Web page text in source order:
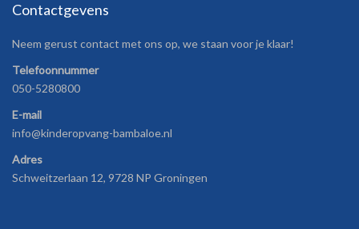
Contactgevens
Neem gerust contact met ons op, we staan voor je klaar!
Telefoonnummer
050-5280800
E-mail
info@kinderopvang-bambaloe.nl
Adres
Schweitzerlaan 12, 9728 NP Groningen